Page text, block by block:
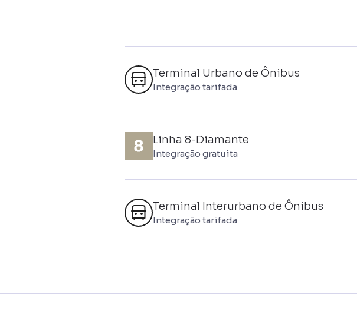
Terminal Urbano de Ônibus
Integração tarifada
Linha 8-Diamante
Integração gratuita
Terminal Interurbano de Ônibus
Integração tarifada